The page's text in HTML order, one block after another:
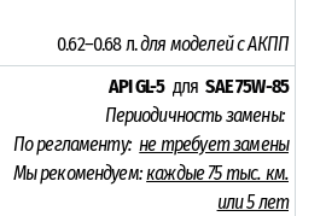
0.62–0.68 л.для моделей с АКПП
API GL-5дляSAE 75W-85
Периодичность замены:
По регламенту:не требует замены
Мы рекомендуем:каждые 75 тыс. км.
или 5 лет